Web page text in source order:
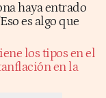
haya entrado
es algo que
los tipos en el
en la